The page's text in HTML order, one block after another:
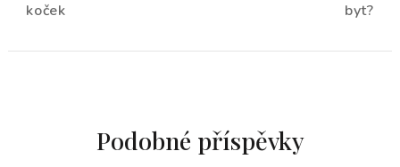
koček byt?
Podobné příspěvky